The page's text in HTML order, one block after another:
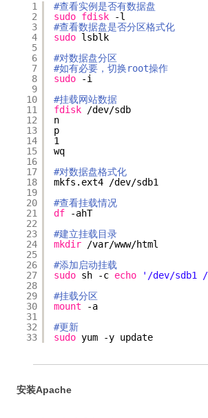
1
2
3
4
5
6
7
8
9
10
11
12
13
14
15
16
17
18
19
20
21
22
23
24
25
26
27
28
29
30
31
32
33
#查看实例是否有数据盘
sudo fdisk
-l
#查看数据盘是否分区格式化
sudo lsblk
#对数据盘分区
#如有必要，切换root操作
sudo
-i
#挂载网站数据
fdisk /dev/sdb
n
p
1
wq
#对数据盘格式化
mkfs.ext4 /dev/sdb1
#查看挂载情况
df
-ahT
#建立挂载目录
mkdir /var/www/html
#添加启动挂载
sudo sh -c echo
'/dev/sdb1
#挂载分区
mount
-a
#更新
sudo yum -y update
安装Apache